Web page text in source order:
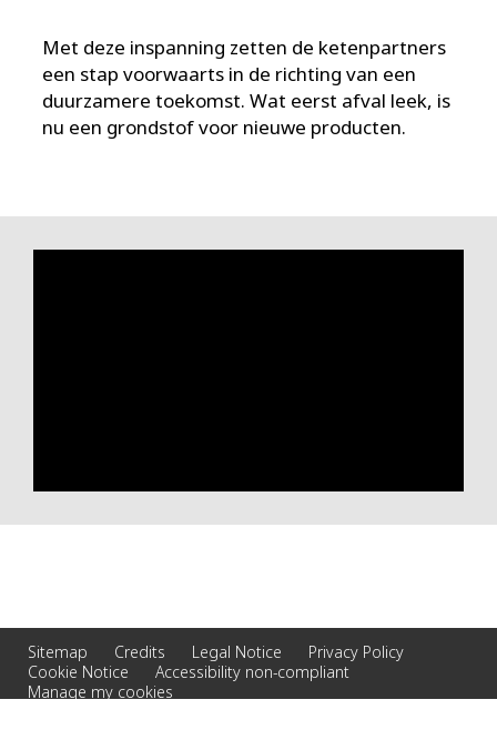
Met deze inspanning zetten de ketenpartners
een stap voorwaarts in de richting van een
duurzamere toekomst. Wat eerst afval leek, is
nu een grondstof voor nieuwe producten.
Sitemap Credits Legal Notice
Privacy Policy
Cookie Notice
Accessibility non-compliant
Manage my cookies